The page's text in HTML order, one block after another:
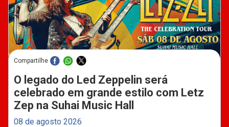
Compartilhe
O legado do Led Zeppelin será
celebrado em grande estilo com Letz
Zep na Suhai Music Hall
08 de agosto 2026